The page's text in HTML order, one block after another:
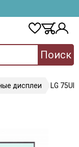
Поиск
дисплеи LG